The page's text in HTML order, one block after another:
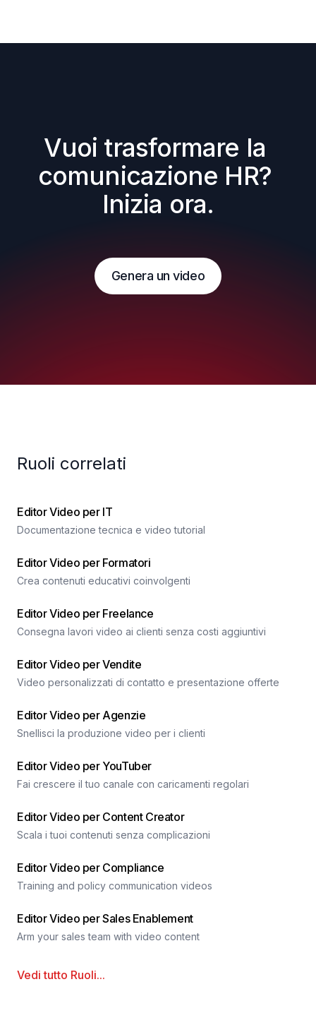
Vuoi trasformare la
comunicazione HR?
Inizia ora.
Genera un video
Ruoli correlati
Editor Video per IT
Documentazione tecnica e video tutorial
Editor Video per Formatori
Crea contenuti educativi coinvolgenti
Editor Video per Freelance
Consegna lavori video ai clienti senza costi aggiuntivi
Editor Video per Vendite
Video personalizzati di contatto e presentazione offerte
Editor Video per Agenzie
Snellisci la produzione video per i clienti
Editor Video per YouTuber
Fai crescere il tuo canale con caricamenti regolari
Editor Video per Content Creator
Scala i tuoi contenuti senza complicazioni
Editor Video per Compliance
Training and policy communication videos
Editor Video per Sales Enablement
Arm your sales team with video content
Vedi tutto Ruoli...